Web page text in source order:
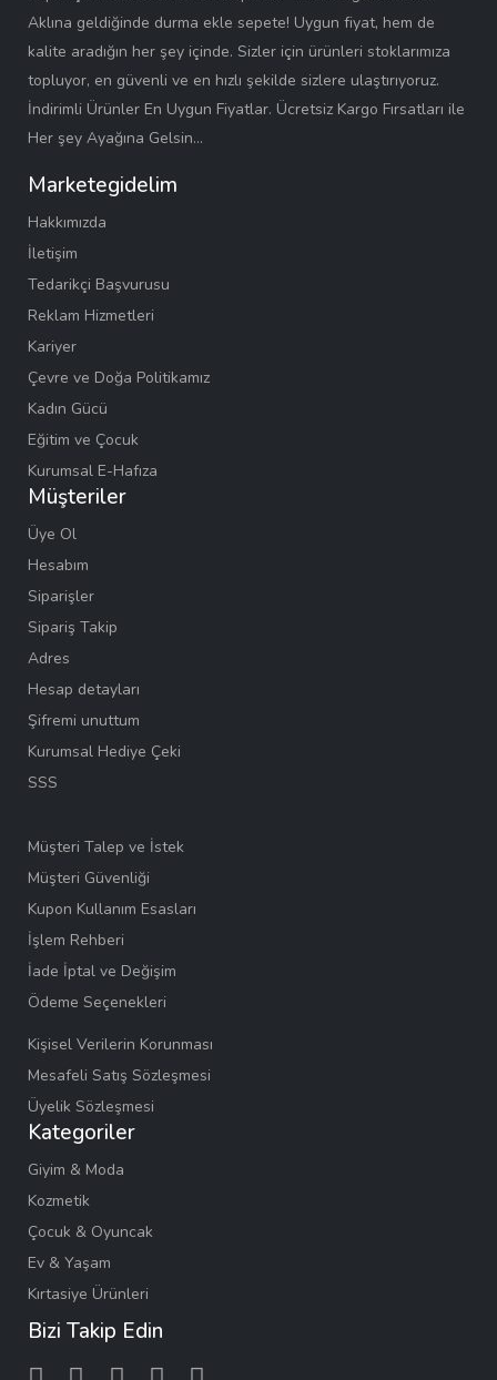
Aklına geldiğinde durma ekle sepete! Uygun fiyat, hem de
kalite aradığın her şey içinde. Sizler için ürünleri stoklarımıza
topluyor, en güvenli ve en hızlı şekilde sizlere ulaştırıyoruz.
İndirimli Ürünler En Uygun Fiyatlar. Ücretsiz Kargo Fırsatları ile
Her şey Ayağına Gelsin…
Marketegidelim
Hakkımızda
İletişim
Tedarikçi Başvurusu
Reklam Hizmetleri
Kariyer
Çevre ve Doğa Politikamız
Kadın Gücü
Eğitim ve Çocuk
Kurumsal E-Hafıza
Müşteriler
Üye Ol
Hesabım
Siparişler
Sipariş Takip
Adres
Hesap detayları
Şifremi unuttum
Kurumsal Hediye Çeki
SSS
Müşteri Talep ve İstek
Müşteri Güvenliği
Kupon Kullanım Esasları
İşlem Rehberi
İade İptal ve Değişim
Ödeme Seçenekleri
Kişisel Verilerin Korunması
Mesafeli Satış Sözleşmesi
Üyelik Sözleşmesi
Kategoriler
Giyim & Moda
Kozmetik
Çocuk & Oyuncak
Ev & Yaşam
Kırtasiye Ürünleri
Bizi Takip Edin